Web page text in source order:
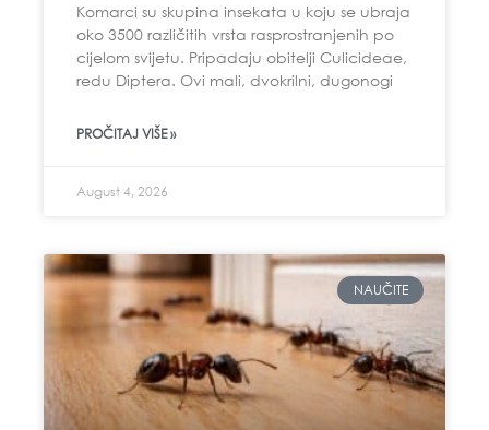
Komarci su skupina insekata u koju se ubraja
oko 3500 različitih vrsta rasprostranjenih po
cijelom svijetu. Pripadaju obitelji Culicideae,
redu Diptera. Ovi mali, dvokrilni, dugonogi
PROČITAJ VIŠE »
August 4, 2026
NAUČITE